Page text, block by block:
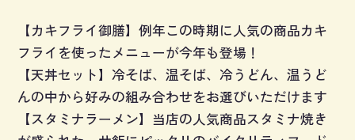
【カキフライ御膳】例年この時期に人気の商品カキ
フライを使ったメニューが今年も登場！
【天丼セット】冷そば、温そば、冷うどん、温うど
んの中から好みの組み合わせをお選びいただけます
【スタミナラーメン】当店の人気商品スタミナ焼き